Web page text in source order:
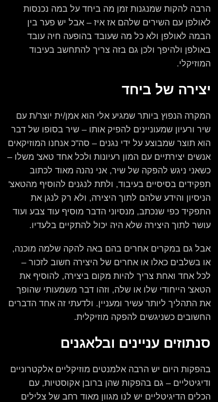
הרבה להקות שמנגנות זמן מה ביחד על במה נכנסות
לאולפן עם השירים שלהם אז איז – אבל יש פער בין
הבמה לאולפן ולא כל מה שעובד בהופעה חיה עובד
באולפן ולהיפך ולכן גם בזה צריך להתחשב בעיבוד
המוזיקלי.
יצירה של ביחד
המקרה הנפוץ ביותר שמגיע אלי הוא אמן/ית יוצר/ת עם
שיר ורעיון שמעוניינים להפיק אותו – שיר בסופו של דבר
הוא תוצר שמבוצע על ידי נגנים – סה"כ אנחנו המוזיקאים
אנשים יצירתיים עם המון רעיונות ולכל אחד טאצ' משלו –
כשאני ניגש להפקה של שיר, אני נהנה מאוד לכתוב
תפקידים בסיסיים בעיבוד, ולתת לנגנים להוסיף מהטאצ'
הניסיון והידע שלהם לתוך היצירה, ולא רק לנגן את
התפקיד כפי שנכתב, מנסיוני הדבר מוסיף עוד צבע ועוד
עושר לתוך היצירה שלא היה יכול להתקיים בלעדיו.
אבל גם במקרים אחרים בהם באה להקה שלמה מוכנה,
או בשלבים כאלו או אחרים של היצירה חשוב לזכור –
לכל אחד ואחת צריך להיות מקום ביצירה, להוסיף את
הטאצ' הייחודי שלו או שלה, וזהו דבר משמעותי שהופך
את התהליך ליותר עשיר ומעניין. ולדעתי זה אחד הדברים
החשובים כשניגשים להפקה מוזיקלית.
סנתוזים עניינים ובלאגנים
בהפקות היום יש הרבה אלמנטים מוזיקליים אלקטרוניים
ודיגיטליים – גם בהפקות שהן ברובן אקוסטיות, עם
הכלים הדיגיטליים יש לנו מגוון מאוד רחב של צלילים